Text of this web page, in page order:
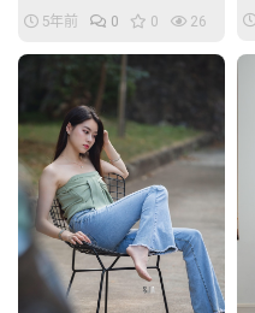
5年前 0 0 26